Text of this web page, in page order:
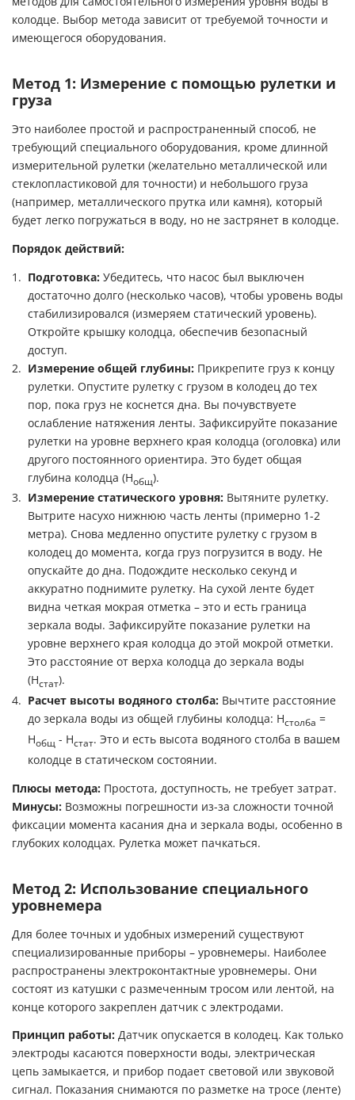
колодце. Выбор метода зависит от требуемой точности и
имеющегося оборудования.
Метод 1: Измерение с помощью рулетки и
груза
Это наиболее простой и распространенный способ, не
требующий специального оборудования, кроме длинной
измерительной рулетки (желательно металлической или
стеклопластиковой для точности) и небольшого груза
(например, металлического прутка или камня), который
будет легко погружаться в воду, но не застрянет в колодце.
Порядок действий:
Подготовка: Убедитесь, что насос был выключен
достаточно долго (несколько часов), чтобы уровень воды
стабилизировался (измеряем статический уровень).
Откройте крышку колодца, обеспечив безопасный
доступ.
Измерение общей глубины: Прикрепите груз к концу
рулетки. Опустите рулетку с грузом в колодец до тех
пор, пока груз не коснется дна. Вы почувствуете
ослабление натяжения ленты. Зафиксируйте показание
рулетки на уровне верхнего края колодца (оголовка) или
другого постоянного ориентира. Это будет общая
глубина колодца (Hобщ).
Измерение статического уровня: Вытяните рулетку.
Вытрите насухо нижнюю часть ленты (примерно 1-2
метра). Снова медленно опустите рулетку с грузом в
колодец до момента, когда груз погрузится в воду. Не
опускайте до дна. Подождите несколько секунд и
аккуратно поднимите рулетку. На сухой ленте будет
видна четкая мокрая отметка – это и есть граница
зеркала воды. Зафиксируйте показание рулетки на
уровне верхнего края колодца до этой мокрой отметки.
Это расстояние от верха колодца до зеркала воды
(Hстат).
Расчет высоты водяного столба: Вычтите расстояние
до зеркала воды из общей глубины колодца: Hстолба =
Hобщ - Hстат. Это и есть высота водяного столба в вашем
колодце в статическом состоянии.
Плюсы метода: Простота, доступность, не требует затрат.
Минусы: Возможны погрешности из-за сложности точной
фиксации момента касания дна и зеркала воды, особенно в
глубоких колодцах. Рулетка может пачкаться.
Метод 2: Использование специального
уровнемера
Для более точных и удобных измерений существуют
специализированные приборы – уровнемеры. Наиболее
распространены электроконтактные уровнемеры. Они
состоят из катушки с размеченным тросом или лентой, на
конце которого закреплен датчик с электродами.
Принцип работы: Датчик опускается в колодец. Как только
электроды касаются поверхности воды, электрическая
цепь замыкается, и прибор подает световой или звуковой
сигнал. Показания снимаются по разметке на тросе (ленте)